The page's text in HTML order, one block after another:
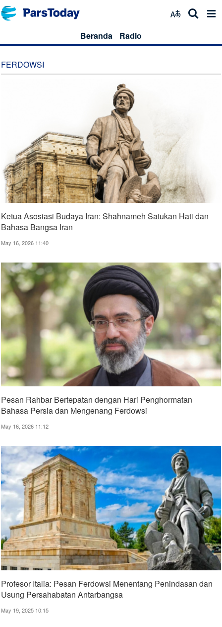
Beranda Radio
FERDOWSI
Ketua Asosiasi Budaya Iran: Shahnameh Satukan Hati dan
Bahasa Bangsa Iran
May 16, 2026 11:40
Pesan Rahbar Bertepatan dengan Hari Penghormatan
Bahasa Persia dan Mengenang Ferdowsi
May 16, 2026 11:12
Profesor Italia: Pesan Ferdowsi Menentang Penindasan dan
Usung Persahabatan Antarbangsa
May 19, 2025 10:15